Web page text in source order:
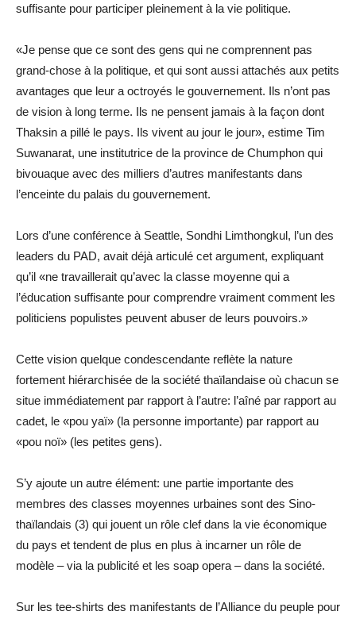
suffisante pour participer pleinement à la vie politique.
«Je pense que ce sont des gens qui ne comprennent pas
grand-chose à la politique, et qui sont aussi attachés aux petits
avantages que leur a octroyés le gouvernement. Ils n’ont pas
de vision à long terme. Ils ne pensent jamais à la façon dont
Thaksin a pillé le pays. Ils vivent au jour le jour», estime Tim
Suwanarat, une institutrice de la province de Chumphon qui
bivouaque avec des milliers d’autres manifestants dans
l’enceinte du palais du gouvernement.
Lors d’une conférence à Seattle, Sondhi Limthongkul, l’un des
leaders du PAD, avait déjà articulé cet argument, expliquant
qu’il «ne travaillerait qu’avec la classe moyenne qui a
l’éducation suffisante pour comprendre vraiment comment les
politiciens populistes peuvent abuser de leurs pouvoirs.»
Cette vision quelque condescendante reflète la nature
fortement hiérarchisée de la société thaïlandaise où chacun se
situe immédiatement par rapport à l’autre: l’aîné par rapport au
cadet, le «pou yaï» (la personne importante) par rapport au
«pou noï» (les petites gens).
S’y ajoute un autre élément: une partie importante des
membres des classes moyennes urbaines sont des Sino-
thaïlandais (3) qui jouent un rôle clef dans la vie économique
du pays et tendent de plus en plus à incarner un rôle de
modèle – via la publicité et les soap opera – dans la société.
Sur les tee-shirts des manifestants de l’Alliance du peuple pour